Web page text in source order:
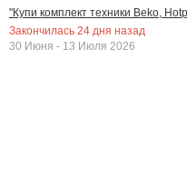
"Купи комплект техники Beko,
Закончилась 24 дня назад
30 Июня - 13 Июля 2026